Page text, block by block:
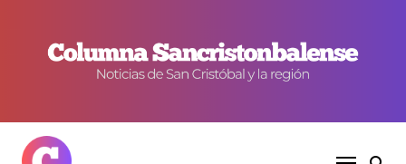
contenido